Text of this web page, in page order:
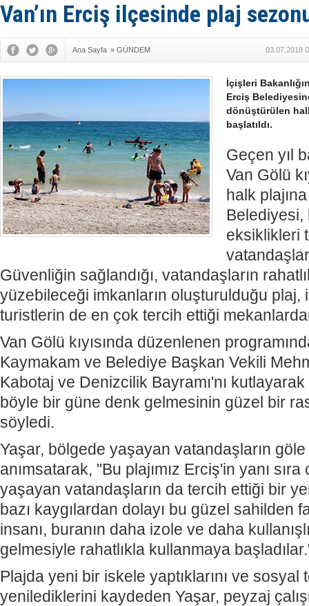
Van’ın Erciş ilçesinde plaj
Ana Sayfa » GÜNDEM 03.07.2018
İçişleri
Erciş
dönüştürülen
başlatıldı.
Geçen yıl
Van Gölü
halk
Belediyesi,
eksiklikleri
Güvenliğin sağlandığı, vatandaşların
yüzebileceği imkanların oluşturulduğu plaj,
turistlerin de en çok tercih ettiği
Van Gölü kıyısında düzenlenen
Kaymakam ve Belediye Başkan Vekili
Kabotaj ve Denizcilik Bayramı'nı kutlayarak
böyle bir güne denk gelmesinin güzel bir
söyledi.
Yaşar, bölgede yaşayan vatandaşların
anımsatarak, "Bu plajımız Erciş'in yanı
yaşayan vatandaşların da tercih ettiği bir
bazı kaygılardan dolayı bu güzel sahilden
insanı, buranın daha izole ve daha
gelmesiyle rahatlıkla kullanmaya
Plajda yeni bir iskele yaptıklarını ve sosyal
yenilediklerini kaydeden Yaşar, peyzaj